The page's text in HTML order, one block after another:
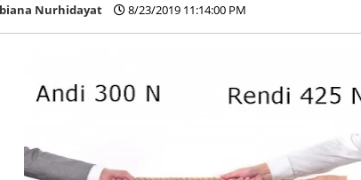
Nurhidayat 8/23/2019 11:14:00 PM